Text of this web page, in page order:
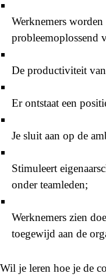
Werknemers
probleemoplossend
De productiviteit
Er ontstaat een
Je sluit aan op de
Stimuleert
onder teamleden;
Werknemers zien
toegewijd aan de
Wil je leren hoe je de